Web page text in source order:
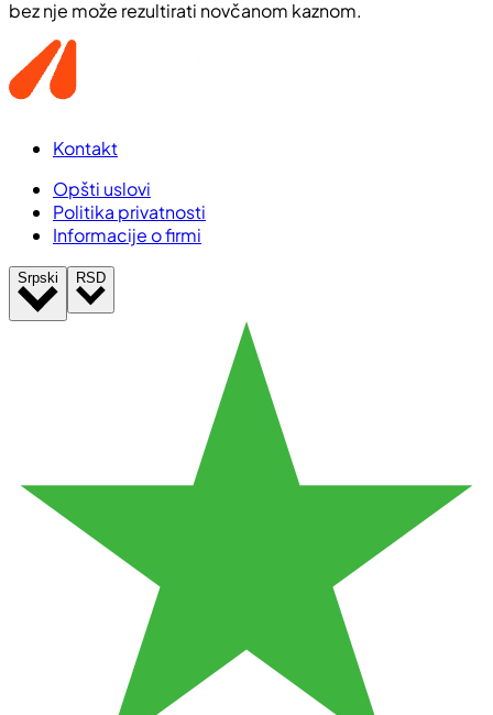
bez nje može rezultirati novčanom kaznom.
Kontakt
Opšti uslovi
Politika privatnosti
Informacije o firmi
Srpski RSD